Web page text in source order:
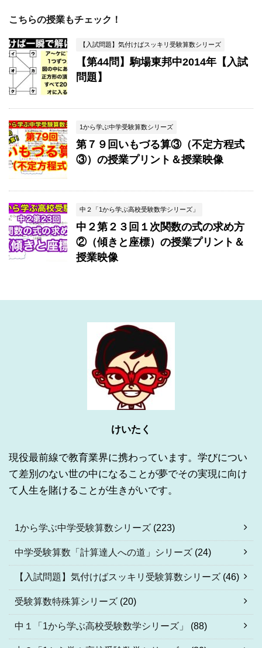
こちらの授業もチェック！
【入試問題】気付けばスッキリ受験算数シリーズ
【第44問】駒場東邦中2014年【入試
問題】
1から学ぶ中学受験算数シリーズ
第７９回いもづる算③（不定方程式
③）の授業プリント＆授業映像
中２「1から学ぶ高校受験数学シリーズ」
中２第２３回１次関数の式の求め方
②（傾きと座標）の授業プリント＆
授業映像
けいたく
現役最前線で教育業界に携わっています。学びについ
て差別のない世の中になることが夢でその実現に向け
て人生を賭けることが生きがいです。
1から学ぶ中学受験算数シリーズ (223)
中学受験算数「計算達人への道」シリーズ (24)
【入試問題】気付けばスッキリ受験算数シリーズ (46)
受験算数特殊算シリーズ (20)
中１「1から学ぶ高校受験数学シリーズ」 (88)